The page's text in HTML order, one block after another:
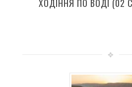
ХОДІННЯ ПО ВОДІ (02